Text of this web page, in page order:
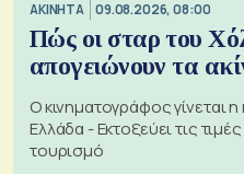
ΑΚΙΝΗΤΑ 09.08.2026, 08:00
Πώς οι σταρ του
απογειώνουν τα
Ο κινηματογράφος γίνεται
Ελλάδα - Εκτοξεύει τις
τουρισμό